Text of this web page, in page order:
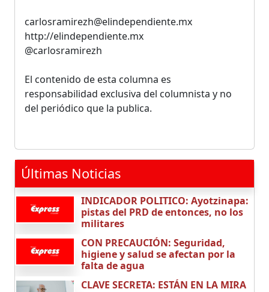
carlosramirezh@elindependiente.mx
http://elindependiente.mx
@carlosramirezh
El contenido de esta columna es
responsabilidad exclusiva del columnista y no
del periódico que la publica.
Últimas Noticias
INDICADOR POLITICO: Ayotzinapa:
pistas del PRD de entonces, no los
militares
CON PRECAUCIÓN: Seguridad,
higiene y salud se afectan por la
falta de agua
CLAVE SECRETA: ESTÁN EN LA MIRA